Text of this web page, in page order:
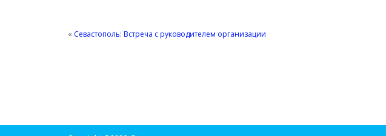
« Севастополь: Встреча с руководителем организации